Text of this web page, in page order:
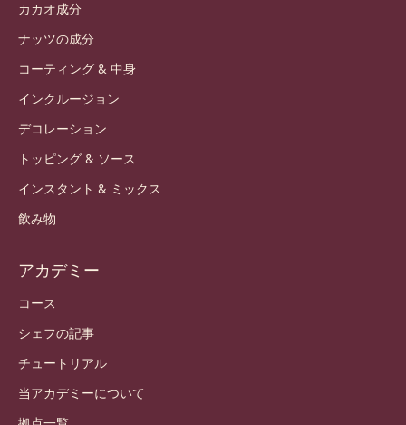
カカオ成分
ナッツの成分
コーティング & 中身
インクルージョン
デコレーション
トッピング & ソース
インスタント & ミックス
飲み物
アカデミー
コース
シェフの記事
チュートリアル
当アカデミーについて